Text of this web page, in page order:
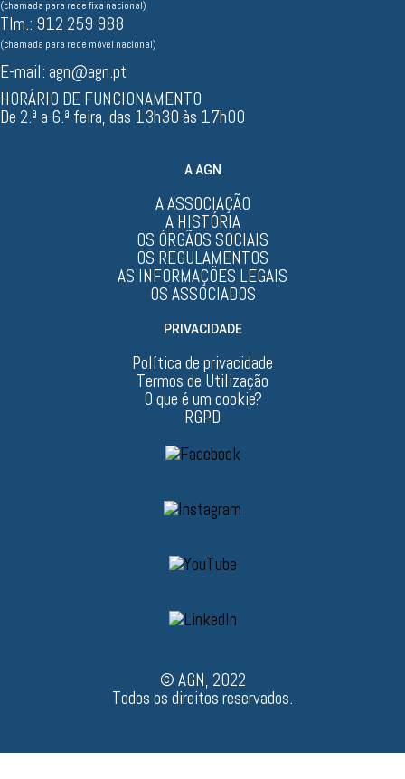
(chamada para rede fixa nacional)
Tlm.: 912 259 988
(chamada para rede móvel nacional)
E-mail: agn@agn.pt
HORÁRIO DE FUNCIONAMENTO
De 2.ª a 6.ª feira, das 13h30 às 17h00
A AGN
A ASSOCIAÇÃO
A HISTÓRIA
OS ÓRGÃOS SOCIAIS
OS REGULAMENTOS
AS INFORMAÇÕES LEGAIS
OS ASSOCIADOS
PRIVACIDADE
Política de privacidade
Termos de Utilização
O que é um cookie?
RGPD
© AGN, 2022
Todos os direitos reservados.